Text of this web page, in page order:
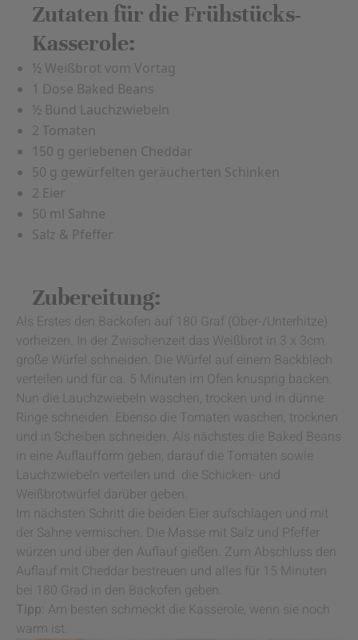
Zutaten für die Frühstücks-
Kasserole:
½ Weißbrot vom Vortag
1 Dose Baked Beans
½ Bund Lauchzwiebeln
2 Tomaten
150 g geriebenen Cheddar
50 g gewürfelten geräucherten Schinken
2 Eier
50 ml Sahne
Salz & Pfeffer
Zubereitung:
Als Erstes den Backofen auf 180 Graf (Ober-/Unterhitze)
vorheizen. In der Zwischenzeit das Weißbrot in 3 x 3cm
große Würfel schneiden. Die Würfel auf einem Backblech
verteilen und für ca. 5 Minuten im Ofen knusprig backen.
Nun die Lauchzwiebeln waschen, trocken und in dünne
Ringe schneiden. Ebenso die Tomaten waschen, trocknen
und in Scheiben schneiden. Als nächstes die Baked Beans
in eine Auflaufform geben, darauf die Tomaten sowie
Lauchzwiebeln verteilen und die Schicken- und
Weißbrotwürfel darüber geben.
Im nächsten Schritt die beiden Eier aufschlagen und mit
der Sahne vermischen. Die Masse mit Salz und Pfeffer
würzen und über den Auflauf gießen. Zum Abschluss den
Auflauf mit Cheddar bestreuen und alles für 15 Minuten
bei 180 Grad in den Backofen geben.
Tipp: Am besten schmeckt die Kasserole, wenn sie noch
warm ist.